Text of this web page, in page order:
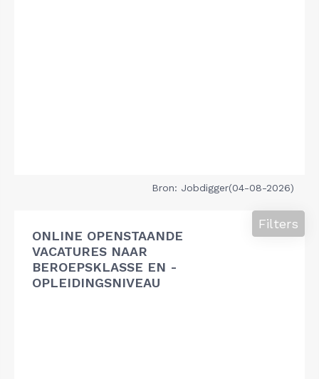
Bron: Jobdigger(04-08-2026)
ONLINE OPENSTAANDE
VACATURES NAAR
BEROEPSKLASSE EN -
OPLEIDINGSNIVEAU
Filters